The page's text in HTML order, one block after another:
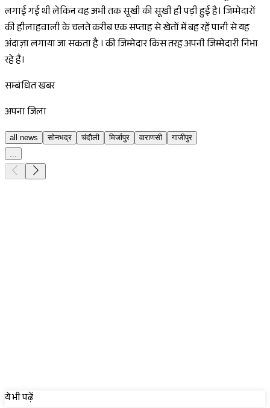
लगाई गई थी लेकिन वह अभी तक सूखी की सूखी ही पड़ी हुई है। जिम्मेदारों
की हीलाहवाली के चलते करीब एक सप्ताह से खेतों में बह रहें पानी से यह
अंदाज़ा लगाया जा सकता है ‌। की जिम्मेदार किस तरह अपनी जिम्मेदारी निभा
रहे हैं।
सम्बंधित खबर
अपना जिला
all news सोनभद्र चंदौली मिर्जापुर वाराणसी
गाजीपुर
...
ये भी पढ़ें